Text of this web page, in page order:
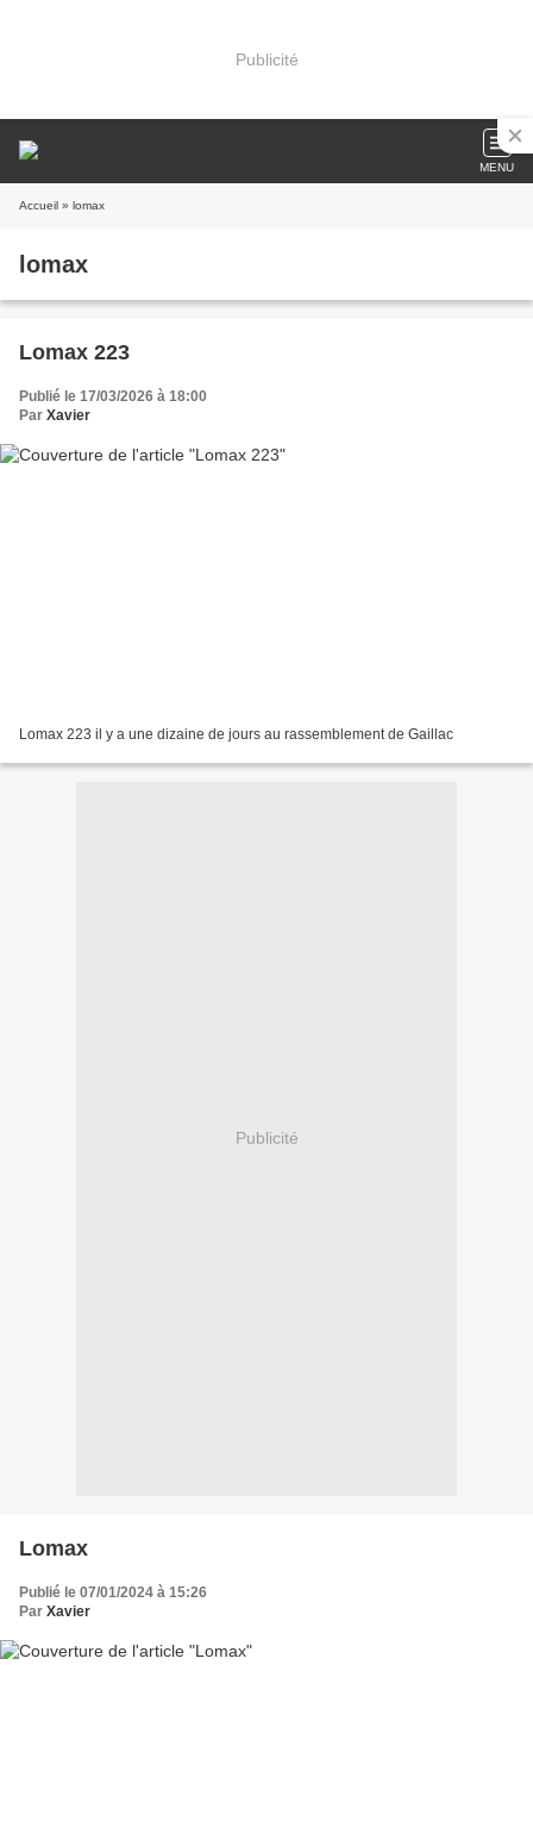
Publicité
MENU
Accueil » lomax
lomax
Lomax 223
Publié le 17/03/2026 à 18:00
Par Xavier
Lomax 223 il y a une dizaine de jours au rassemblement de Gaillac
Publicité
Lomax
Publié le 07/01/2024 à 15:26
Par Xavier